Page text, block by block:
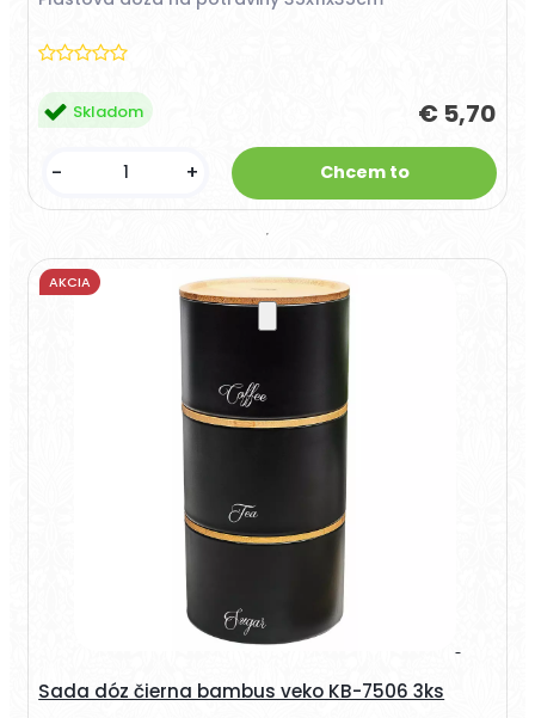
€ 5,70
Skladom
- +
Sada dóz čierna bambus veko KB-7506 3ks
AKCIA